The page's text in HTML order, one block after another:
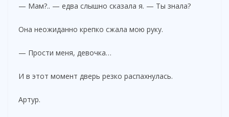
— Мам?.. — едва слышно сказала я. — Ты знала?
Она неожиданно крепко сжала мою руку.
— Прости меня, девочка…
И в этот момент дверь резко распахнулась.
Артур.